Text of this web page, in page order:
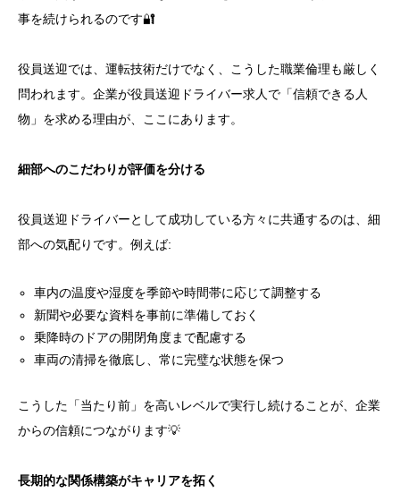
事を続けられるのです🔐
役員送迎では、運転技術だけでなく、こうした職業倫理も厳しく
問われます。企業が役員送迎ドライバー求人で「信頼できる人
物」を求める理由が、ここにあります。
細部へのこだわりが評価を分ける
役員送迎ドライバーとして成功している方々に共通するのは、細
部への気配りです。例えば:
車内の温度や湿度を季節や時間帯に応じて調整する
新聞や必要な資料を事前に準備しておく
乗降時のドアの開閉角度まで配慮する
車両の清掃を徹底し、常に完璧な状態を保つ
こうした「当たり前」を高いレベルで実行し続けることが、企業
からの信頼につながります💡
長期的な関係構築がキャリアを拓く